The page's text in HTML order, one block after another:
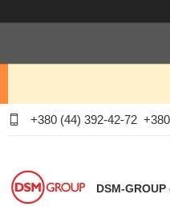
+380 (44) 392-42-72
DSM-